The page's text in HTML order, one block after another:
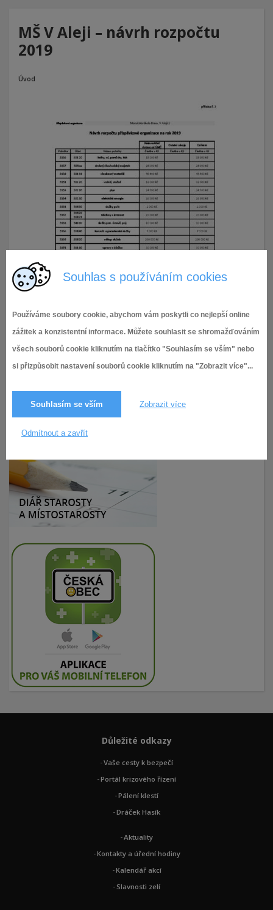
Souhlas s používáním cookies
Používáme soubory cookie, abychom vám poskytli co nejlepší online
zážitek a konzistentní informace. Můžete souhlasit se shromažďováním
všech souborů cookie kliknutím na tlačítko "Souhlasím se vším" nebo
si přizpůsobit nastavení souborů cookie kliknutím na "Zobrazit více"...
Souhlasím se vším Zobrazit více
Odmítnout a zavřít
MŠ V Aleji – návrh rozpočtu
2019
Úvod
8.2.2019
Důležité odkazy
Vaše cesty k bezpečí
Portál krizového řízení
Pálení klestí
Dráček Hasík
Aktuality
Kontakty a úřední hodiny
Kalendář akcí
Slavnosti zelí